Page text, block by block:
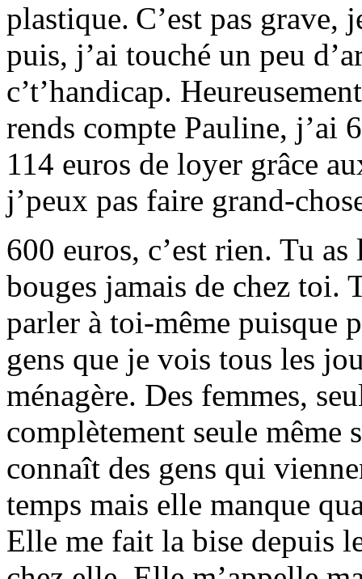
plastique. C’est pas grave,
puis, j’ai touché un peu
c’t’handicap.
rends compte Pauline, j’ai
114 euros de loyer grâce
j’peux pas faire grand-
600 euros, c’est rien. Tu
bouges jamais de chez toi.
parler à toi-même puisque
gens que je vois tous les
ménagère. Des femmes,
complètement seule même
connaît des gens qui
temps mais elle manque
Elle me fait la bise depuis